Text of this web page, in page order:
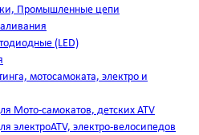
Промышленные цепи
(LED)
мотосамоката, электро и
Мото-самокатов, детских ATV
электроATV, электро-велосипедов